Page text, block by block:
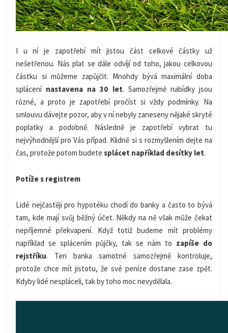
I u ní je zapotřebí mít jistou část celkové částky už
nešetřenou. Nás plat se dále odvíjíod toho, jakou celkovou
částku si můžeme zapůjčit. Mnohdy bývá maximální doba
splácení nastavena na30 let. Samozřejmě nabídky jsou
různé, a proto je zapotřebí pročíst si vždy podmínky. Na
smlouvu dávejte pozor, aby v ní nebyly zaneseny nějaké skryté
poplatky a podobně. Následně je zapotřebí vybrat tu
nejvýhodnější pro Vás případ. Klidně si s rozmyšlením dejte na
čas, protože potom budete splácet například desítky let.
Potíže s registrem
Lidé nejčastěji pro hypotéku chodí do banky a často to bývá
tam, kde mají svůj běžný účet. Někdy na ně však může čekat
nepříjemné překvapení. Když totiž budeme mít problémy
například se splácením půjčky, tak se nám to zapíše do
rejstříku. Ten banka samotné samozřejmě kontroluje,
protože chce mít jistotu, že své peníze dostane zase zpět.
Kdyby lidé nespláceli, tak by toho moc nevydělala.